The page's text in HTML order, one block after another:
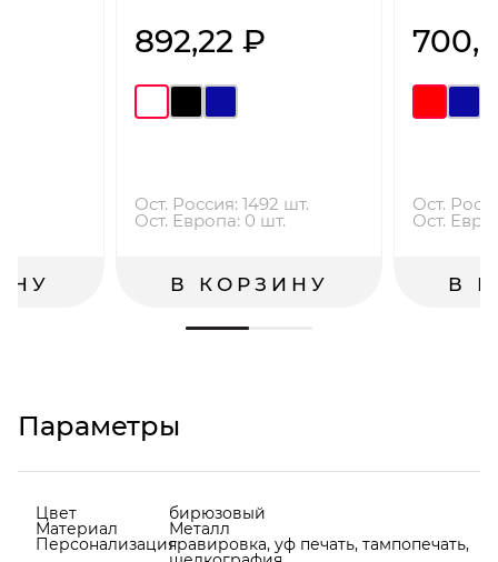
892,22 ₽
Ост. Россия: 1492 шт.
Ост. Европа: 0 шт.
В КОРЗИНУ
Ост.
Ост.
В
Параметры
Цвет бирюзовый
Материал Металл
Персонализациягравировка, уф печать, тампопечать,